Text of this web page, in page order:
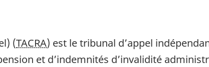
(TACRA) est le tribunal d’appel
et d’indemnités d’invalidité